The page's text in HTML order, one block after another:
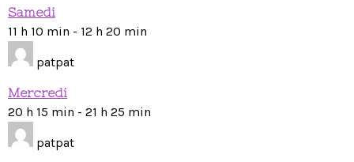
Samedi
11 h 10 min - 12 h 20 min
patpat
Mercredi
20 h 15 min - 21 h 25 min
patpat